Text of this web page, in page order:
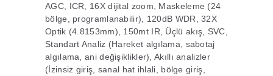
AGC, ICR, 16X dijital zoom, Maskeleme (24
bölge, programlanabilir), 120dB WDR, 32X
Optik (4.8153mm), 150mt IR, Üçlü akış, SVC,
Standart Analiz (Hareket algılama, sabotaj
algılama, ani değişiklikler), Akıllı analizler
(İzinsiz giriş, sanal hat ihlali, bölge giriş,